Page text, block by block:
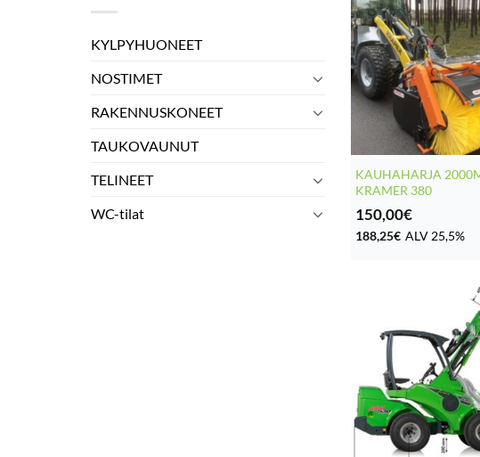
KYLPYHUONEET
NOSTIMET
RAKENNUSKONEET
TAUKOVAUNUT
TELINEET
WC-tilat
KAUHAHARJA
KRAMER 380
150,00€
188,25€ ALV 25,5%